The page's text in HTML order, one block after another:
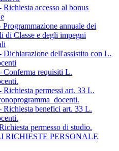
Richiesta accesso al bonus
Programmazione annuale dei
di Classe e degli impegni
Dichiarazione dell'assistito con L.
Conferma requisiti L.
Richiesta permessi art. 33 L.
Richiesta benefici art. 33 L.
permesso di studio.
RICHIESTE PERSONALE